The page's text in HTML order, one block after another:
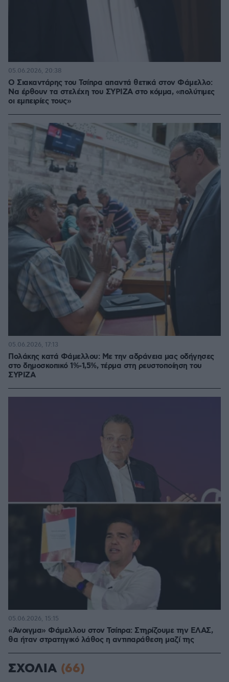
Ο Σιακαντάρης του Τσίπρα απαντά θετικά στον Φάμελλο:
Να έρθουν τα στελέχη του ΣΥΡΙΖΑ στο κόμμα, «πολύτιμες
οι εμπειρίες τους»
05.06.2026, 20:38
Πολάκης κατά Φάμελλου: Με την αδράνεια μας οδήγησες
στο δημοσκοπικό 1%-1,5%, τέρμα στη ρευστοποίηση του
ΣΥΡΙΖΑ
05.06.2026, 17:13
«Άνοιγμα» Φάμελλου στον Τσίπρα: Στηρίζουμε την ΕΛΑΣ,
θα ήταν στρατηγικό λάθος η αντιπαράθεση μαζί της
05.06.2026, 15:15
ΣΧΟΛΙΑ (66)